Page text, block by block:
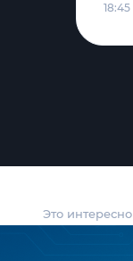
Это интересно
18:45